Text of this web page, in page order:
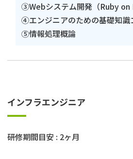
③Webシステム開発（Ruby on
④エンジニアのための基礎知識
⑤情報処理概論
インフラエンジニア
研修期間目安 : 2ヶ月